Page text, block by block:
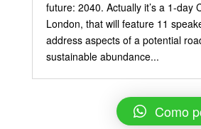
future: 2040. Actually it’s a 1-day
London, that will feature 11
address aspects of a potential
sustainable abundance...
Como